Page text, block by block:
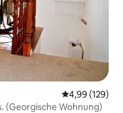
4,99 (129)
(Georgische Wohnung)